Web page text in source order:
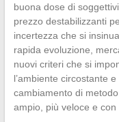
buona dose di
prezzo destabilizzanti
incertezza che si
rapida evoluzione,
nuovi criteri che si
l’ambiente circostante
cambiamento di
ampio, più veloce e con